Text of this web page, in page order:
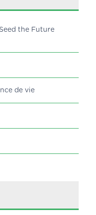
the Future
de vie